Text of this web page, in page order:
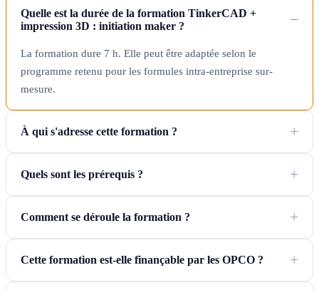
Quelle est la durée de la formation TinkerCAD +
impression 3D : initiation maker ?
La formation dure 7 h. Elle peut être adaptée selon le
programme retenu pour les formules intra-entreprise sur-
mesure.
À qui s'adresse cette formation ?
Quels sont les prérequis ?
Comment se déroule la formation ?
Cette formation est-elle finançable par les OPCO ?